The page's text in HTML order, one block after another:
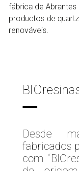
fábrica de
productos de
renováveis.
Desde
fabricados
com